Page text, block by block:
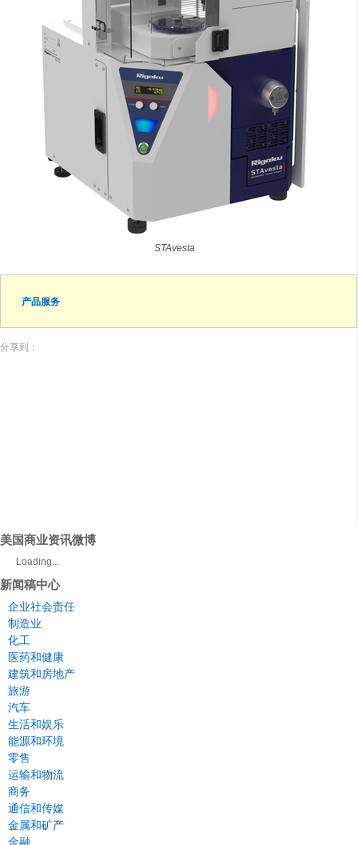
STAvesta
产品服务
分享到：
美国商业资讯微博
Loading...
新闻稿中心
企业社会责任
制造业
化工
医药和健康
建筑和房地产
旅游
汽车
生活和娱乐
能源和环境
零售
运输和物流
商务
通信和传媒
金属和矿产
金融